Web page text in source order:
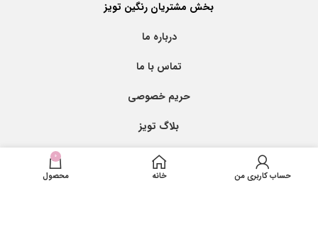
بخش مشتریان رنگین تویز
درباره ما
تماس با ما
حریم خصوصی
بلاگ تویز
با اطمینان بیشتر خرید کنید
حساب کاربری من خانه
0
محصول